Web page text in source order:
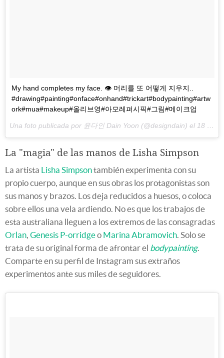
My hand completes my face. 👁 머리를 또 어떻게 지우지..
#drawing#painting#onface#onhand#trickart#bodypainting#artw
ork#mua#makeup#올리브영#아모레퍼시픽#그림#메이크업
Una foto publicada por 윤다인 Dain Yoon (@designdain) el 18 de May de 2016 a la(s) 11:00 PDT
La "magia" de las manos de Lisha Simpson
La artista Lisha Simpsontambién experimenta con su
propio cuerpo, aunque en sus obras los protagonistas son
sus manos y brazos. Los deja reducidos a huesos, o coloca
sobre ellos una vela ardiendo. No es que los trabajos de
esta australiana lleguen a los extremos de las consagradas
Orlan, Genesis P-orridgeo Marina Abramovich. Solo se
trata de su original forma de afrontar el bodypainting.
Comparte en su perfil de Instagram sus extraños
experimentos ante sus miles de seguidores.